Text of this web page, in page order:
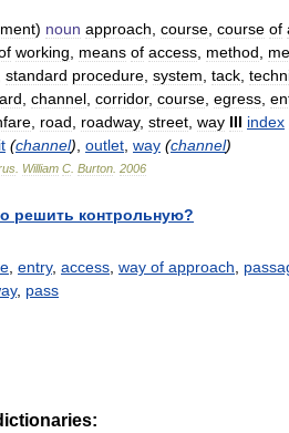
) noun approach course course of
working means of access method
standard procedure system tack
channel corridor, course egress
road roadway, street way III index
(channel) outlet way (channel)
William C Burton 2006
решить контрольную?
entry, access way of approach
, pass